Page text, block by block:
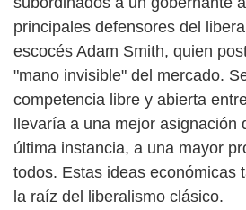
principales defensores del
escocés Adam Smith, quien
"mano invisible" del mercado.
competencia libre y abierta
llevaría a una mejor asignación
última instancia, a una mayor
todos. Estas ideas económicas
la raíz del liberalismo clásico.